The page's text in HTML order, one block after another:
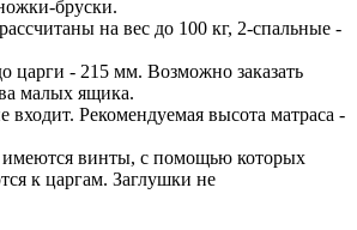
бруски.
на вес до 100 кг, 2-спальные -
царги - 215 мм. Возможно заказать
малых ящика.
входит. Рекомендуемая высота матраса -
винты, с помощью которых
к царгам. Заглушки не